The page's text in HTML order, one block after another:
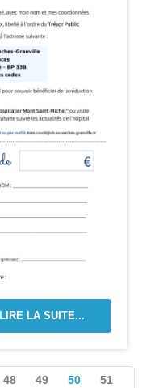
LIRE LA SUITE...
48 49 50
51